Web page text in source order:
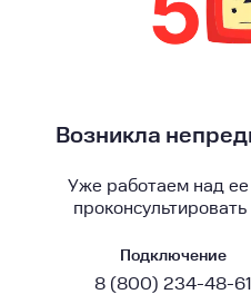
Возникла
Уже работаем над
Подключение
8 (800) 234-48-61